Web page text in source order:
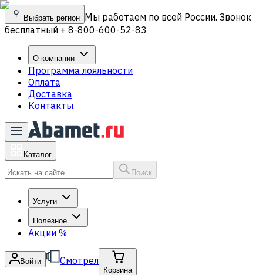
Выбрать регион Мы работаем по всей России. Звонок
бесплатный + 8-800-600-52-83
О компании
Программа лояльности
Оплата
Доставка
Контакты
Каталог
Поиск
Услуги
Полезное
Акции %
Войти Смотрел
Корзина